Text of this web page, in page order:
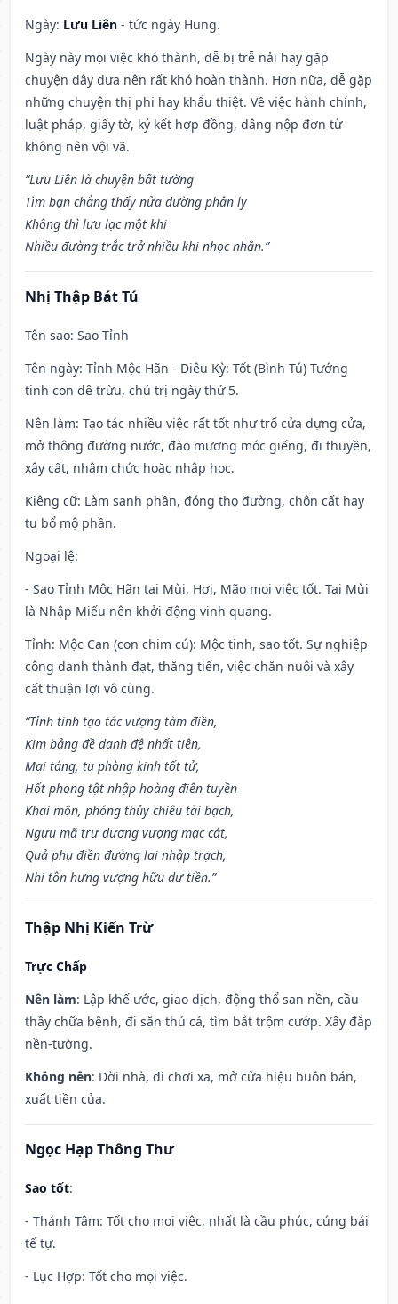
Ngày: Lưu Liên - tức ngày Hung.
Ngày này mọi việc khó thành, dễ bị trễ nải hay gặp
chuyện dây dưa nên rất khó hoàn thành. Hơn nữa, dễ gặp
những chuyện thị phi hay khẩu thiệt. Về việc hành chính,
luật pháp, giấy tờ, ký kết hợp đồng, dâng nộp đơn từ
không nên vội vã.
“Lưu Liên là chuyện bất tường
Tìm bạn chẳng thấy nửa đường phân ly
Không thì lưu lạc một khi
Nhiều đường trắc trở nhiều khi nhọc nhằn.”
Nhị Thập Bát Tú
Tên sao: Sao Tỉnh
Tên ngày: Tỉnh Mộc Hãn - Diêu Kỳ: Tốt (Bình Tú) Tướng
tinh con dê trừu, chủ trị ngày thứ 5.
Nên làm: Tạo tác nhiều việc rất tốt như trổ cửa dựng cửa,
mở thông đường nước, đào mương móc giếng, đi thuyền,
xây cất, nhậm chức hoặc nhập học.
Kiêng cữ: Làm sanh phần, đóng thọ đường, chôn cất hay
tu bổ mộ phần.
Ngoại lệ:
- Sao Tỉnh Mộc Hãn tại Mùi, Hợi, Mão mọi việc tốt. Tại Mùi
là Nhập Miếu nên khởi động vinh quang.
Tỉnh: Mộc Can (con chim cú): Mộc tinh, sao tốt. Sự nghiệp
công danh thành đạt, thăng tiến, việc chăn nuôi và xây
cất thuận lợi vô cùng.
“Tỉnh tinh tạo tác vượng tàm điền,
Kim bảng đề danh đệ nhất tiên,
Mai táng, tu phòng kinh tốt tử,
Hốt phong tật nhập hoàng điên tuyền
Khai môn, phóng thủy chiêu tài bạch,
Ngưu mã trư dương vượng mạc cát,
Quả phụ điền đường lai nhập trạch,
Nhi tôn hưng vượng hữu dư tiền.”
Thập Nhị Kiến Trừ
Trực Chấp
Nên làm: Lập khế ước, giao dịch, động thổ san nền, cầu
thầy chữa bệnh, đi săn thú cá, tìm bắt trộm cướp. Xây đắp
nền-tường.
Không nên: Dời nhà, đi chơi xa, mở cửa hiệu buôn bán,
xuất tiền của.
Ngọc Hạp Thông Thư
Sao tốt:
- Thánh Tâm: Tốt cho mọi việc, nhất là cầu phúc, cúng bái
tế tự.
- Lục Hợp: Tốt cho mọi việc.